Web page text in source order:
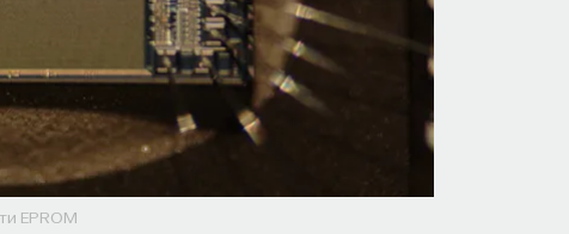
EPROM